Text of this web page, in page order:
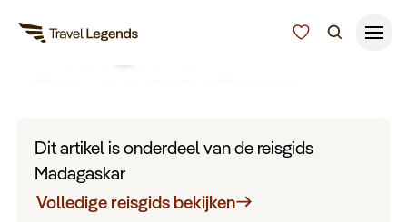
Beste reistijd
Madagaskar
reistijd naar Madagaskar die u moet weten
voordat u op reis gaat.
Dit artikel is onderdeel van de reisgids
Madagaskar
Volledige reisgids bekijken